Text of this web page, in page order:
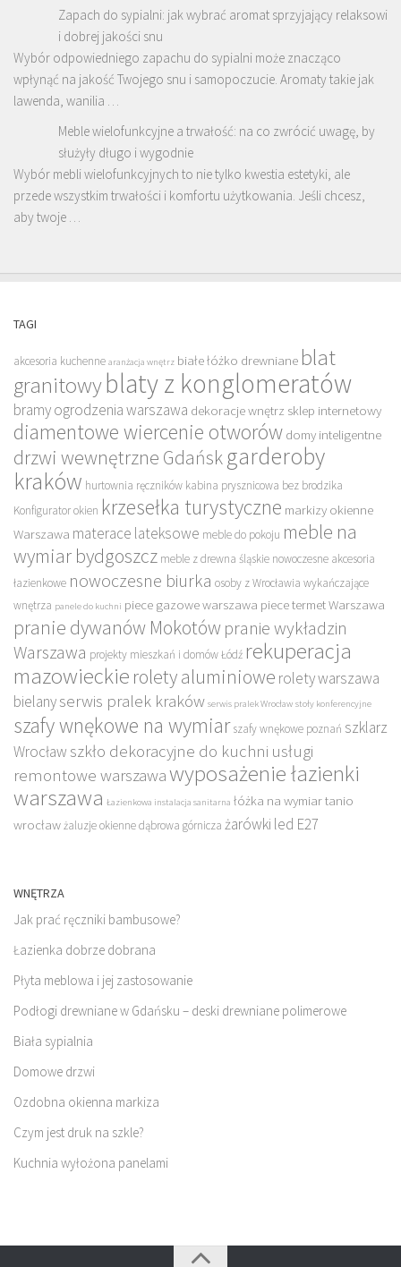
Zapach do sypialni: jak wybrać aromat sprzyjający relaksowi
i dobrej jakości snu
Wybór odpowiedniego zapachu do sypialni może znacząco
wpłynąć na jakość Twojego snu i samopoczucie. Aromaty takie jak
lawenda, wanilia …
Meble wielofunkcyjne a trwałość: na co zwrócić uwagę, by
służyły długo i wygodnie
Wybór mebli wielofunkcyjnych to nie tylko kwestia estetyki, ale
przede wszystkim trwałości i komfortu użytkowania. Jeśli chcesz,
aby twoje …
TAGI
akcesoria kuchenne aranżacja wnętrz białe łóżko drewniane blat
granitowyblaty z konglomeratów
bramy ogrodzenia warszawa dekoracje wnętrz sklep internetowy
diamentowe wiercenie otworów domy inteligentne
drzwi wewnętrzne Gdańsk garderoby
kraków hurtownia ręczników kabina prysznicowa bez brodzika
Konfigurator okien krzesełka turystyczne markizy okienne
Warszawa materace lateksowe meble do pokoju meble na
wymiar bydgoszcz meble z drewna śląskie nowoczesne akcesoria
łazienkowe nowoczesne biurka osoby z Wrocławia wykańczające
wnętrza panele do kuchni piece gazowe warszawa piece termet Warszawa
pranie dywanów Mokotów pranie wykładzin
Warszawa projekty mieszkań i domów Łódź rekuperacja
mazowieckie rolety aluminiowe rolety warszawa
bielanyserwis pralek kraków serwis pralek Wrocław stoły konferencyjne
szafy wnękowe na wymiar szafy wnękowe poznań szklarz
Wrocław szkło dekoracyjne do kuchni usługi
remontowe warszawawyposażenie łazienki
warszawa Łazienkowa instalacja sanitarna łóżka na wymiar tanio
wrocławżaluzje okienne dąbrowa górnicza żarówki led E27
WNĘTRZA
Jak prać ręczniki bambusowe?
Łazienka dobrze dobrana
Płyta meblowa i jej zastosowanie
Podłogi drewniane w Gdańsku – deski drewniane polimerowe
Biała sypialnia
Domowe drzwi
Ozdobna okienna markiza
Czym jest druk na szkle?
Kuchnia wyłożona panelami